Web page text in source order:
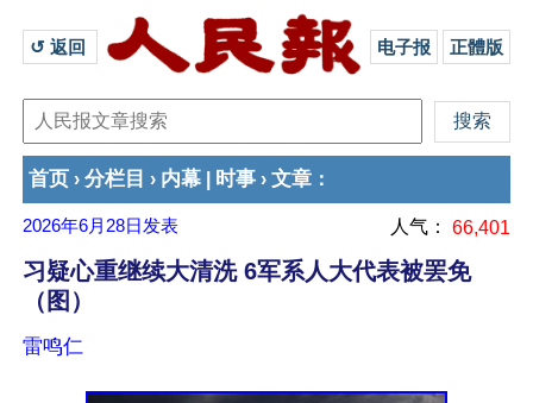
↺ 返回 电子报 正體版
首页 › 分栏目 › 内幕 时事 › 文章 ：
2026年6月28日 发表 人气： 66,401
习疑心重继续大清洗 6军系人大代表被罢免
（图）
雷鸣仁